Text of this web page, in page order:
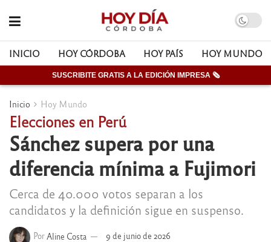
INICIO HOY CÓRDOBA HOY PAÍS HOY MUNDO
SUSCRIBITE GRATIS A LA EDICIÓN IMPRESA 🗞
Inicio Hoy Mundo
Elecciones en Perú
Sánchez supera por una
diferencia mínima a Fujimori
Cerca de 40.000 votos separan a los
candidatos y la definición sigue en suspenso.
Por Aline Costa 9 de junio de 2026